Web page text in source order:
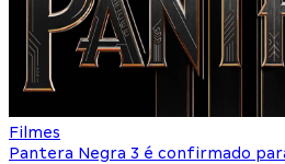
Filmes
Pantera Negra 3 é confirmado